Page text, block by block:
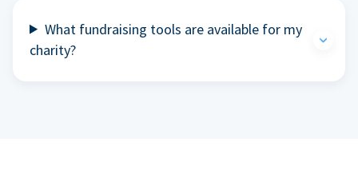
What fundraising tools are available for my
charity?